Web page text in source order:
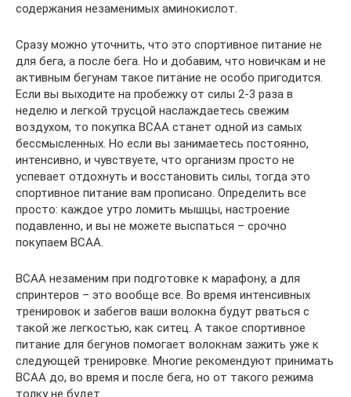
содержания незаменимых аминокислот.
Сразу можно уточнить, что это спортивное питание не
для бега, а после бега. Но и добавим, что новичкам и не
активным бегунам такое питание не особо пригодится.
Если вы выходите на пробежку от силы 2-3 раза в
неделю и легкой трусцой наслаждаетесь свежим
воздухом, то покупка ВСАА станет одной из самых
бессмысленных. Но если вы занимаетесь постоянно,
интенсивно, и чувствуете, что организм просто не
успевает отдохнуть и восстановить силы, тогда это
спортивное питание вам прописано. Определить все
просто: каждое утро ломить мышцы, настроение
подавленно, и вы не можете выспаться – срочно
покупаем ВСАА.
ВСАА незаменим при подготовке к марафону, а для
спринтеров – это вообще все. Во время интенсивных
тренировок и забегов ваши волокна будут рваться с
такой же легкостью, как ситец. А такое спортивное
питание для бегунов помогает волокнам зажить уже к
следующей тренировке. Многие рекомендуют принимать
ВСАА до, во время и после бега, но от такого режима
толку не будет.